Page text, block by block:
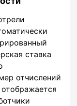
ставка
отчислений